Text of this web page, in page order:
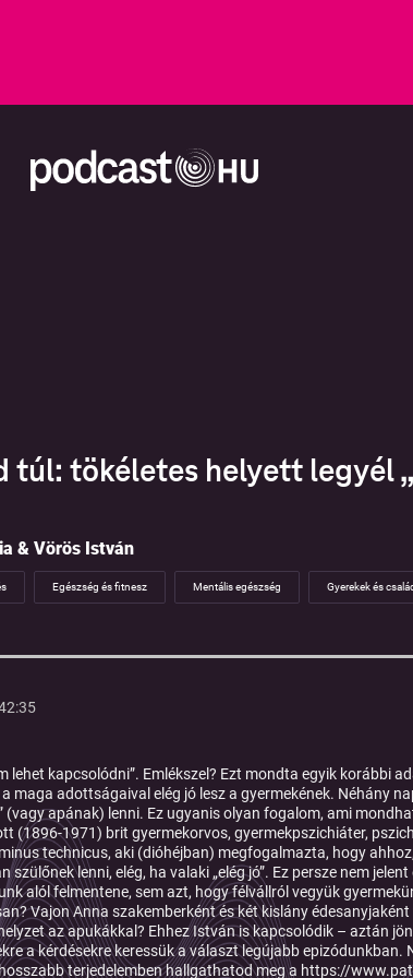
túl: tökéletes helyett legyél
& Vörös István
Egészség és fitnesz Mentális egészség Gyerekek és család
lehet kapcsolódni”. Emlékszel? Ezt mondta egyik korábbi
maga adottságaival elég jó lesz a gyermekének. Néhány
(vagy apának) lenni. Ez ugyanis olyan fogalom, ami
(1896-1971) brit gyermekorvos, gyermekpszichiáter,
technicus, aki (dióhéjban) megfogalmazta, hogy
szülőnek lenni, elég, ha valaki „elég jó”. Ez persze nem
alól felmentene, sem azt, hogy félvállról vegyük
Vajon Anna szakemberként és két kislány
az apukákkal? Ehhez István is kapcsolódik – aztán
a kérdésekre keressük a választ legújabb
terjedelemben hallgathatod meg a https://